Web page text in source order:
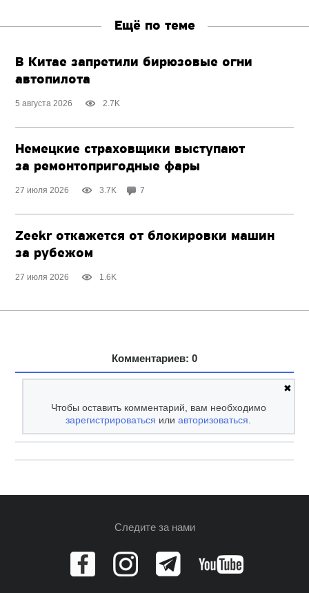
Ещё по теме
В Китае запретили бирюзовые огни
автопилота
5 августа 2026 2.7K
Немецкие страховщики выступают
за ремонтопригодные фары
27 июля 2026 3.7K 7
Zeekr откажется от блокировки машин
за рубежом
27 июля 2026 1.6K
Комментариев: 0
✖
Чтобы оставить комментарий, вам необходимо
зарегистрироваться илиавторизоваться
Следите за нами